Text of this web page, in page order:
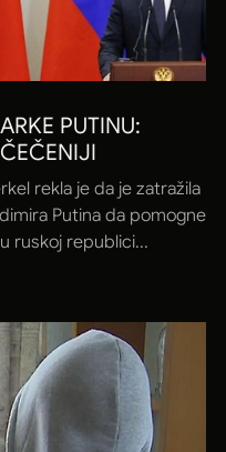
PUTINU:
rekla je da je zatražila
Putina da pomogne
ruskoj republici...